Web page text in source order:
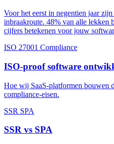
Voor het eerst in negentien jaar
inbraakroute. 48% van alle lekken
cijfers betekenen voor jouw
ISO 27001 Compliance
ISO-proof software
Hoe wij SaaS-platformen bouwen
compliance-eisen.
SSR SPA
SSR vs SPA